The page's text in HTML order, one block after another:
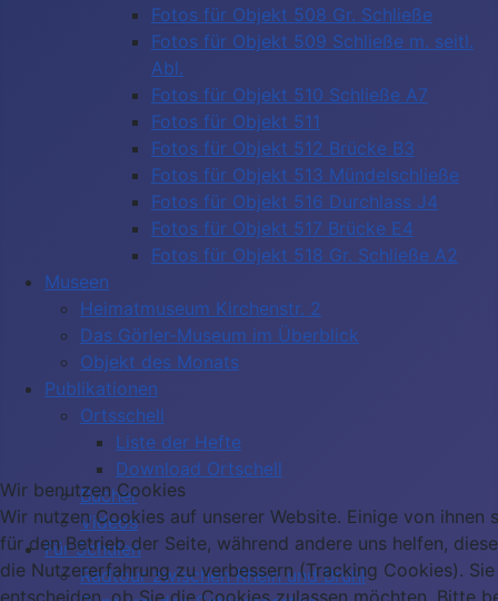
Fotos für Objekt 508 Gr. Schließe
Fotos für Objekt 509 Schließe m. seitl.
Abl.
Fotos für Objekt 510 Schließe A7
Fotos für Objekt 511
Fotos für Objekt 512 Brücke B3
Fotos für Objekt 513 Mündelschließe
Fotos für Objekt 516 Durchlass J4
Fotos für Objekt 517 Brücke E4
Fotos für Objekt 518 Gr. Schließe A2
Museen
Heimatmuseum Kirchenstr. 2
Das Görler-Museum im Überblick
Objekt des Monats
Publikationen
Ortsschell
Liste der Hefte
Download Ortschell
Bücher
Videos
Für Schulen
Radtour zwischen Rhein und Brühl
Wir benutzen Cookies
Wir nutzen Cookies auf unserer Website. Einige von ihnen
für den Betrieb der Seite, während andere uns helfen,
die Nutzererfahrung zu verbessern (Tracking Cookies).
entscheiden, ob Sie die Cookies zulassen möchten. Bitte